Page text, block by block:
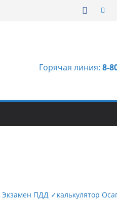
Горячая линия: 8-
Экзамен ПДД ✓калькулятор